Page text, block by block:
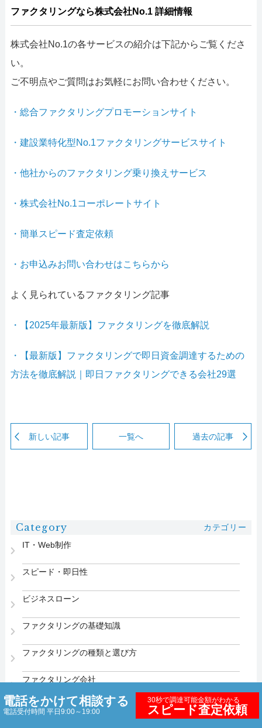
ファクタリングなら株式会社No.1 詳細情報
株式会社No.1の各サービスの紹介は下記からご覧くださ
い。
ご不明点やご質問はお気軽にお問い合わせください。
・総合ファクタリングプロモーションサイト
・建設業特化型No.1ファクタリングサービスサイト
・他社からのファクタリング乗り換えサービス
・株式会社No.1コーポレートサイト
・簡単スピード査定依頼
・お申込みお問い合わせはこちらから
よく見られているファクタリング記事
・【2025年最新版】ファクタリングを徹底解説
・【最新版】ファクタリングで即日資金調達するための
方法を徹底解説｜即日ファクタリングできる会社29選
新しい記事 一覧へ 過去の記事
Category
カテゴリー
IT・Web制作
スピード・即日性
ビジネスローン
ファクタリングの基礎知識
ファクタリングの種類と選び方
ファクタリング会社
ベンチャーキャピタル
電話をかけて相談する
電話受付時間 平日9:00～19:00
30秒で調達可能金額がわかる
スピード査定依頼